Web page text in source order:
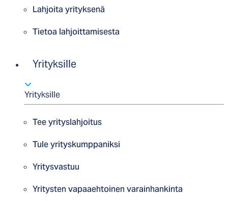
Lahjoita yrityksenä
Tietoa lahjoittamisesta
Yrityksille
Yrityksille
Tee yrityslahjoitus
Tule yrityskumppaniksi
Yritysvastuu
Yritysten vapaaehtoinen varainhankinta